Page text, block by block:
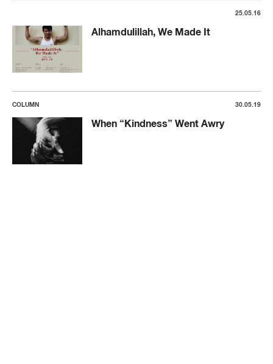
25.05.16
Alhamdulillah, We Made It
COLUMN 30.05.19
When “Kindness” Went Awry